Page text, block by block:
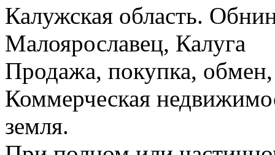
Калужская область.
Малоярославец, Калуга
Продажа, покупка, обмен,
Коммерческая
земля.